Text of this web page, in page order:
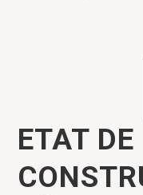
ETAT DE